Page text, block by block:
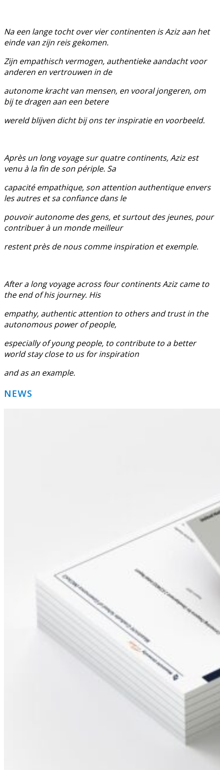
Na een lange tocht over vier continenten is Aziz aan het
einde van zijn reis gekomen.
Zijn empathisch vermogen, authentieke aandacht voor
anderen en vertrouwen in de
autonome kracht van mensen, en vooral jongeren, om
bij te dragen aan een betere
wereld blijven dicht bij ons ter inspiratie en voorbeeld.
Après un long voyage sur quatre continents, Aziz est
venu à la fin de son périple. Sa
capacité empathique, son attention authentique envers
les autres et sa confiance dans le
pouvoir autonome des gens, et surtout des jeunes, pour
contribuer à un monde meilleur
restent près de nous comme inspiration et exemple.
After a long voyage across four continents Aziz came to
the end of his journey. His
empathy, authentic attention to others and trust in the
autonomous power of people,
especially of young people, to contribute to a better
world stay close to us for inspiration
and as an example.
Primary
NEWS